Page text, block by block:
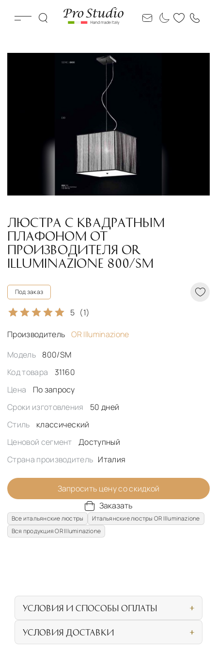
ЛЮСТРА С КВАДРАТНЫМ
ПЛАФОНОМ ОТ
ПРОИЗВОДИТЕЛЯ OR
ILLUMINAZIONE 800/SM
Под заказ
5 (1)
Производитель
OR Illuminazione
Модель
800/SM
Код товара
31160
Цена
По запросу
Сроки изготовления
50 дней
Стиль
классический
Ценовой сегмент
Доступный
Страна производитель Италия
Запросить цену со скидкой
Заказать
Все итальянские люстры
Итальянские люстры OR Illuminazione
Вся продукция OR Illuminazione
УСЛОВИЯ И СПОСОБЫ ОПЛАТЫ
личном посещении нашего салона
УСЛОВИЯ ДОСТАВКИ